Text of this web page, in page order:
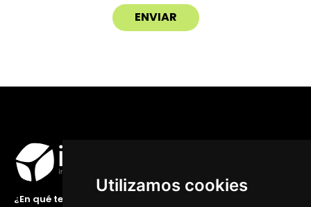
Utilizamos cookies
¿En qué te podemos ayudar?